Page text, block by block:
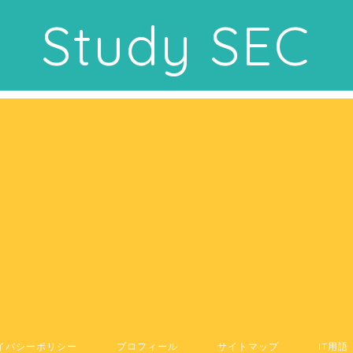
Study SEC
バシーポリシー プロフィール サイトマップ IT用語